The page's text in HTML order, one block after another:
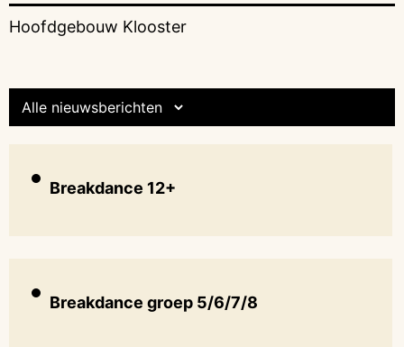
Hoofdgebouw Klooster
Breakdance 12+
Breakdance groep 5/6/7/8